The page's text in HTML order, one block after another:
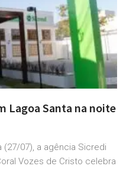
Lagoa Santa na noite
(27/07), a agência Sicredi
Vozes de Cristo celebra